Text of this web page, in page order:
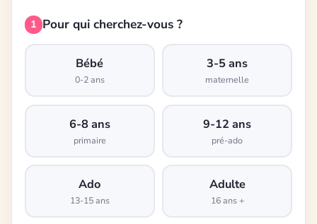
1 Pour qui cherchez-vous ?
Bébé
0-2 ans
3-5 ans
maternelle
6-8 ans
primaire
9-12 ans
pré-ado
Ado
13-15 ans
Adulte
16 ans +